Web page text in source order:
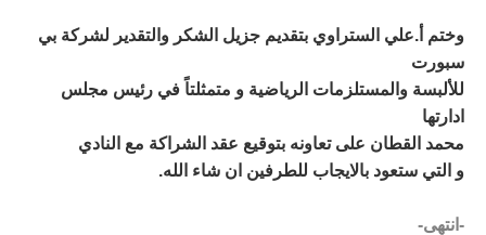
وختم أ.علي الستراوي بتقديم جزيل الشكر والتقدير لشركة بي
سبورت
للألبسة والمستلزمات الرياضية و متمثلتاً في رئيس مجلس
ادارتها
محمد القطان على تعاونه بتوقيع عقد الشراكة مع النادي
و التي ستعود بالايجاب للطرفين ان شاء الله.
-انتهى-